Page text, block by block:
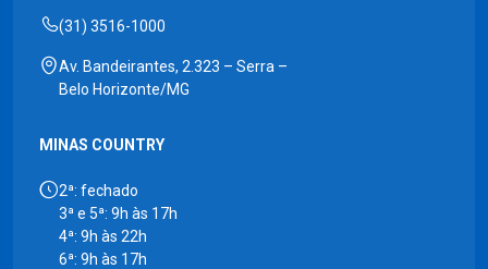
(31) 3516-1000
Av. Bandeirantes, 2.323 – Serra –
Belo Horizonte/MG
MINAS COUNTRY
2ª: fechado
3ª e 5ª: 9h às 17h
4ª: 9h às 22h
6ª: 9h às 17h